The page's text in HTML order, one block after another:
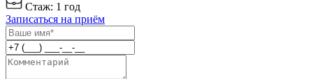
Стаж: 1 год
Записаться на приём